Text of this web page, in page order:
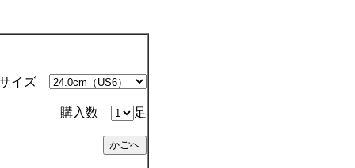
イズ
購入数 足